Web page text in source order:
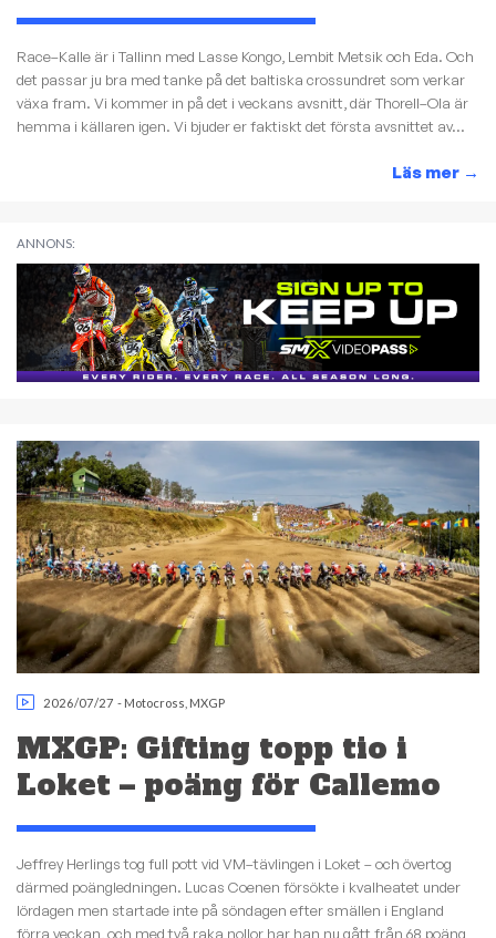
Race–Kalle är i Tallinn med Lasse Kongo, Lembit Metsik och Eda. Och
det passar ju bra med tanke på det baltiska crossundret som verkar
växa fram. Vi kommer in på det i veckans avsnitt, där Thorell–Ola är
hemma i källaren igen. Vi bjuder er faktiskt det första avsnittet av...
Läs mer →
ANNONS:
2026/07/27 - Motocross MXGP
MXGP: Gifting topp tio i
Loket – poäng för Callemo
Jeffrey Herlings tog full pott vid VM–tävlingen i Loket – och övertog
därmed poängledningen. Lucas Coenen försökte i kvalheatet under
lördagen men startade inte på söndagen efter smällen i England
förra veckan, och med två raka nollor har han nu gått från 68 poäng